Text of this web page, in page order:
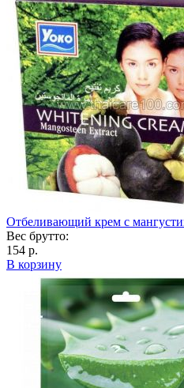
Отбеливающий крем с
Вес брутто:
154 р.
В корзину